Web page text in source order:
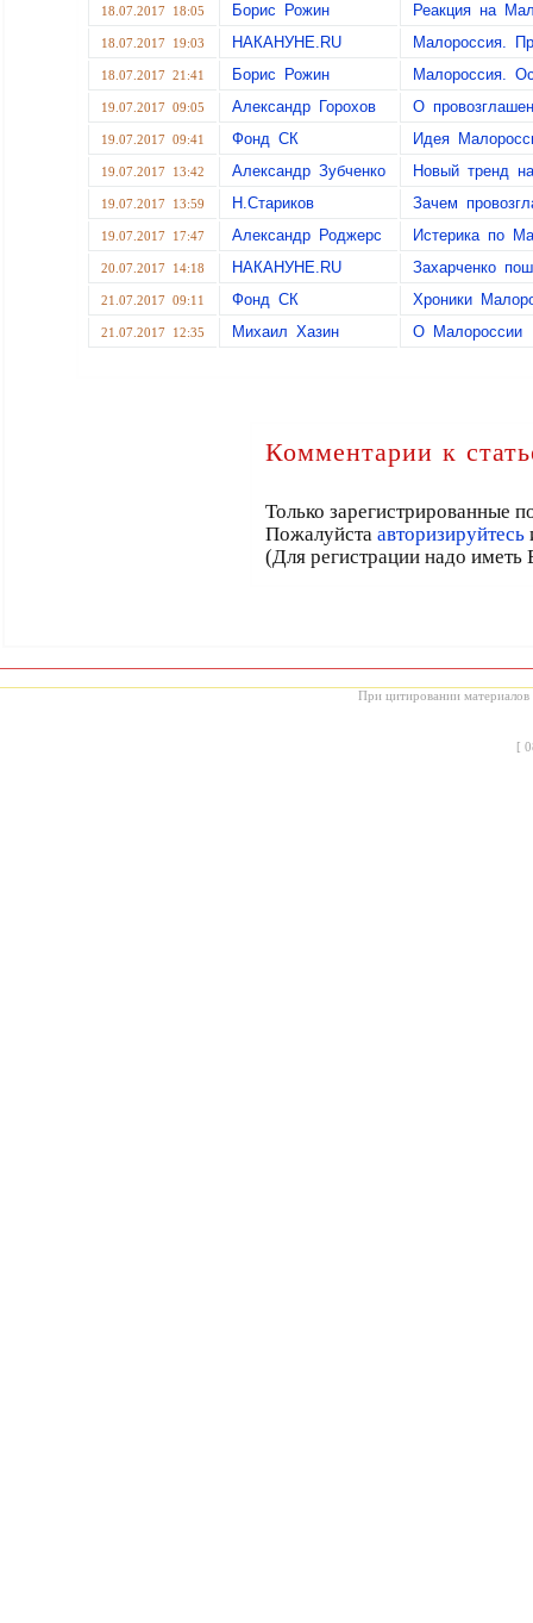
18.07.2017 18:05 Борис Рожин Реакция на
18.07.2017 19:03 НАКАНУНЕ.RU Малороссия.
18.07.2017 21:41 Борис Рожин Малороссия.
19.07.2017 09:05 Александр Горохов О
19.07.2017 09:41 Фонд СК Идея
19.07.2017 13:42 Александр Зубченко Новый тренд
19.07.2017 13:59 Н.Стариков Зачем
19.07.2017 17:47 Александр Роджерс Истерика по
20.07.2017 14:18 НАКАНУНЕ.RU Захарченко
21.07.2017 09:11 Фонд СК Хроники
21.07.2017 12:35 Михаил Хазин О Малороссии
Комментарии к
Только зарегистрированные
Пожалуйста авторизируйтесь
(Для регистрации надо
При цитировании материалов
[